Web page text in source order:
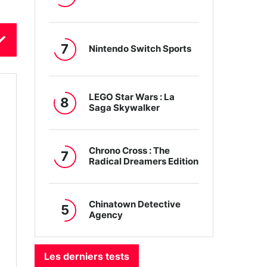
7 Nintendo Switch Sports
8
LEGO Star Wars : La
Saga Skywalker
7
Chrono Cross : The
Radical Dreamers Edition
5
Chinatown Detective
Agency
Les derniers tests